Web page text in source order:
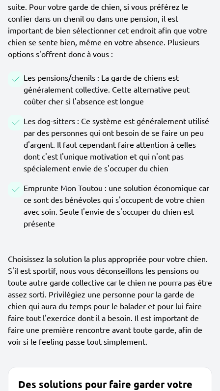
suite. Pour votre garde de chien, si vous préférez le
confier dans un chenil ou dans une pension, il est
important de bien sélectionner cet endroit afin que votre
chien se sente bien, même en votre absence. Plusieurs
options s'offrent donc à vous :
Les pensions/chenils : La garde de chiens est
généralement collective. Cette alternative peut
coûter cher si l'absence est longue
Les dog-sitters : Ce système est généralement utilisé
par des personnes qui ont besoin de se faire un peu
d'argent. Il faut cependant faire attention à celles
dont c'est l'unique motivation et qui n'ont pas
spécialement envie de s'occuper du chien
Emprunte Mon Toutou : une solution économique car
ce sont des bénévoles qui s'occupent de votre chien
avec soin. Seule l'envie de s'occuper du chien est
présente
Choisissez la solution la plus appropriée pour votre chien.
S'il est sportif, nous vous déconseillons les pensions ou
toute autre garde collective car le chien ne pourra pas être
assez sorti. Privilégiez une personne pour la garde de
chien qui aura du temps pour le balader et pour lui faire
faire tout l'exercice dont il a besoin. Il est important de
faire une première rencontre avant toute garde, afin de
voir si le feeling passe tout simplement.
Des solutions pour faire garder votre